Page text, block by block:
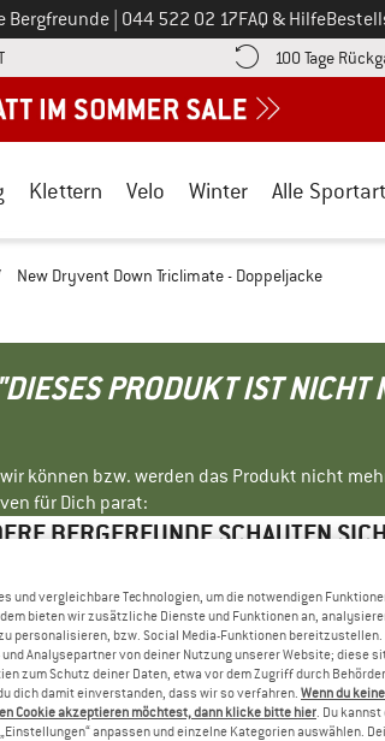
Bergfreunde Ruf uns an unter
044 522 02 17FAQ & Hilfe
Finde die Zahlungs-Infos hier! Öffnet sich in einer
100 Tage
Klettern Velo Winter Alle
New Dryvent Down Triclimate - Doppeljacke
"DIESES PRODUKT IST
können bzw. werden das Produkt nicht
für Dich parat:
BERGFREUNDE SCHAUTEN
und vergleichbare Technologien, um die notwendigen
bieten wir zusätzliche Dienste und Funktionen an,
personalisieren, bzw. Social Media-Funktionen
und Analysepartner von deiner Nutzung unserer Website; diese
zum Schutz deiner Daten, etwa vor dem Zugriff durch
dich damit einverstanden, dass wir so verfahren. Wenn du
Cookie akzeptieren möchtest, dann klicke bitte hier. Du
anpassen und einzelne Kategorien auswählen.